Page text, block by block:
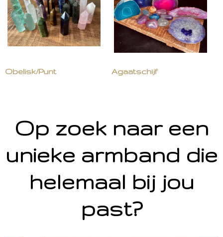
Obelisk/Punt Agaatschijf
Op zoek naar een
unieke armband die
helemaal bij jou
past?